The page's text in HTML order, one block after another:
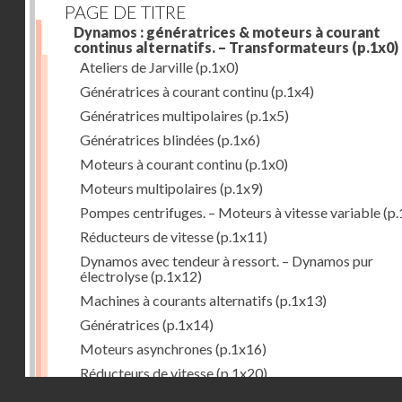
PAGE DE TITRE
Dynamos : génératrices & moteurs à courant
continus alternatifs. – Transformateurs (p.1x0)
Ateliers de Jarville(p.1x0)
Génératrices à courant continu(p.1x4)
Génératrices multipolaires (p.1x5)
Génératrices blindées (p.1x6)
Moteurs à courant continu(p.1x0)
Moteurs multipolaires (p.1x9)
Pompes centrifuges. – Moteurs à vitesse variable
Réducteurs de vitesse(p.1x11)
Dynamos avec tendeur à ressort. – Dynamos pur
électrolyse(p.1x12)
Machines à courants alternatifs (p.1x13)
Génératrices (p.1x14)
Moteurs asynchrones (p.1x16)
Réducteurs de vitesse(p.1x20)